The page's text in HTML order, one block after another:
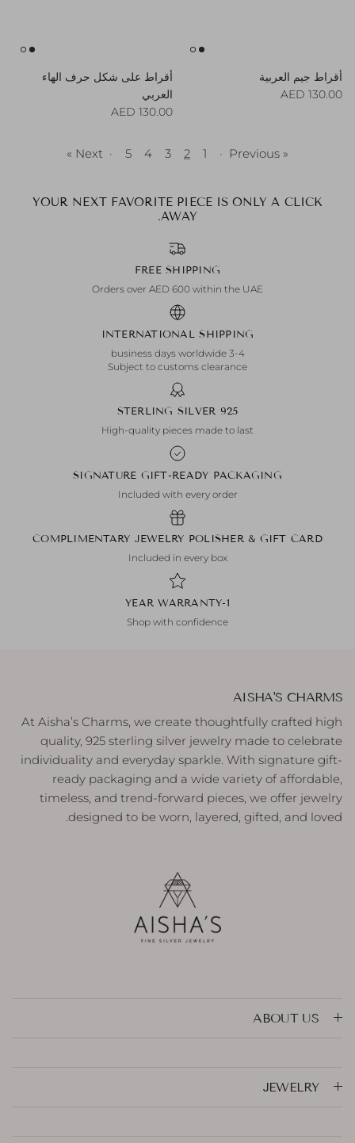
أقراط جيم العربية
Regular price
130.00 AED
أقراط على شكل حرف الهاء
العربي
Regular price
130.00 AED
« Previous
·
1
2
3
4
5
·
Next »
YOUR NEXT FAVORITE PIECE IS ONLY A CLICK
AWAY.
FREE SHIPPING
Orders over AED 600 within the UAE
INTERNATIONAL SHIPPING
3-4 business days worldwide
Subject to customs clearance
925 STERLING SILVER
High-quality pieces made to last
SIGNATURE GIFT-READY PACKAGING
Included with every order
COMPLIMENTARY JEWELRY POLISHER & GIFT CARD
Included in every box
1-YEAR WARRANTY
Shop with confidence
AISHA'S CHARMS
At Aisha’s Charms, we create thoughtfully crafted high
quality, 925 sterling silver jewelry made to celebrate
individuality and everyday sparkle. With signature gift-
ready packaging and a wide variety of affordable,
timeless, and trend-forward pieces, we offer jewelry
designed to be worn, layered, gifted, and loved.
ABOUT US
JEWELRY